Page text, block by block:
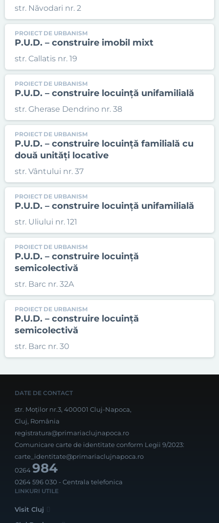
str. Năvodari nr. 2
PROIECT DE URBANISM
P.U.D. – construire imobil mixt
str. Callatis nr. 19
PROIECT DE URBANISM
P.U.D. – construire locuință unifamilială
str. Gherase Dendrino nr. 38
PROIECT DE URBANISM
P.U.D. – construire locuință familială cu
două unități locative
str. Vântului nr. 37
PROIECT DE URBANISM
P.U.D. – construire locuință unifamilială
str. Uliului nr. 121
PROIECT DE URBANISM
P.U.D. – construire locuință
semicolectivă
str. Barc nr. 32A
PROIECT DE URBANISM
P.U.D. – construire locuință
semicolectivă
str. Barc nr. 30
DATE DE CONTACT
str. Moților nr.3, 400001 Cluj-Napoca,
Cluj, România
registratura@primariaclujnapoca.ro
Comunicare carte de identitate conform Legii 9/2023:
carte_identitate@primariaclujnapoca.ro
0264984
0264 596 030 - Centrala telefonica
LINKURI UTILE
Visit Cluj